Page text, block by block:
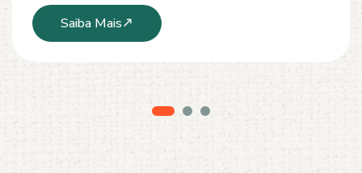
Saiba Mais